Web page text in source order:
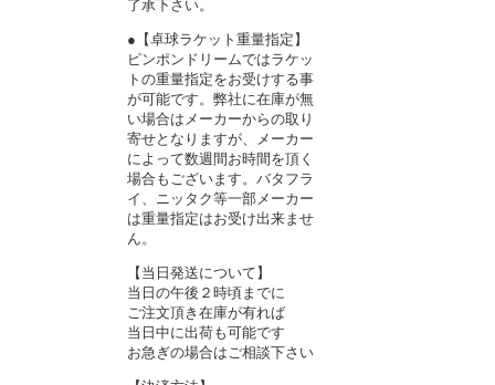
了承下さい。
●【卓球ラケット重量指定】
ピンポンドリームではラケッ
トの重量指定をお受けする事
が可能です。弊社に在庫が無
い場合はメーカーからの取り
寄せとなりますが、メーカー
によって数週間お時間を頂く
場合もございます。バタフラ
イ、ニッタク等一部メーカー
は重量指定はお受け出来ませ
ん。
【当日発送について】
当日の午後２時頃までに
ご注文頂き在庫が有れば
当日中に出荷も可能です
お急ぎの場合はご相談下さい